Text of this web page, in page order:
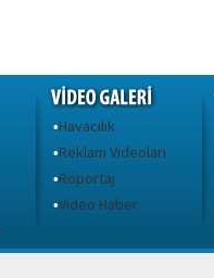
•Havacılık
•Reklam Videoları
•Röportaj
•Video Haber